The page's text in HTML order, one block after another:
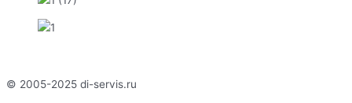
© 2005-2025 di-servis.ru